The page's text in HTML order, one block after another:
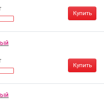
Купить
Купить